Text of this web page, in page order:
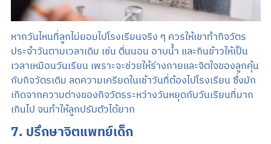
หากวันไหนที่ลูกไม่ยอมไปโรงเรียนจริง ๆ ควรให้เขาทำกิจวัตร
ประจำวันตามเวลาเดิม เช่น ตื่นนอน อาบน้ำ และกินข้าวให้เป็น
เวลาเหมือนวันเรียน เพราะจะช่วยให้ร่างกายและจิตใจของลูกคุ้น
กับกิจวัตรเดิม ลดความเครียดในเช้าวันที่ต้องไปโรงเรียน ซึ่งมัก
เกิดจากความต่างของกิจวัตรระหว่างวันหยุดกับวันเรียนที่มาก
เกินไป จนทำให้ลูกปรับตัวได้ยาก
7. ปรึกษาจิตแพทย์เด็ก